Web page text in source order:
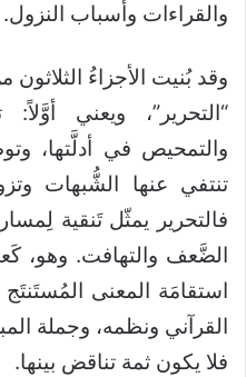
والقراءات وأسباب النزول.
وقد بُنيت الأجزاءُ
“التحرير”، ويعني
والتمحيص في أدلَّتها،
تنتفي عنها الشُّبهات
فالتحرير يمثّل تَنقية
الضَّعف والتهافت. وهو،
استقامَة المعنى
القرآني ونظمه، وجملة
فلا يكون ثمة تناقض بينها.